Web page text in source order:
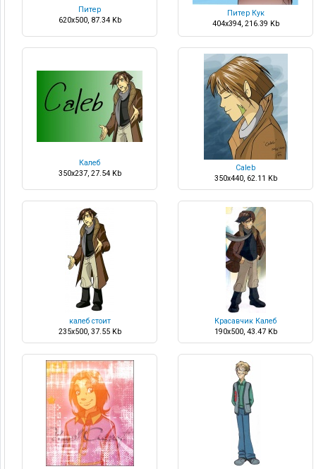
Питер
620x500, 87.34 Kb
Питер Кук
404x394, 216.39 Kb
Калеб
350x237, 27.54 Kb
Caleb
350x440, 62.11 Kb
калеб стоит
235x500, 37.55 Kb
Красавчик Калеб
190x500, 43.47 Kb